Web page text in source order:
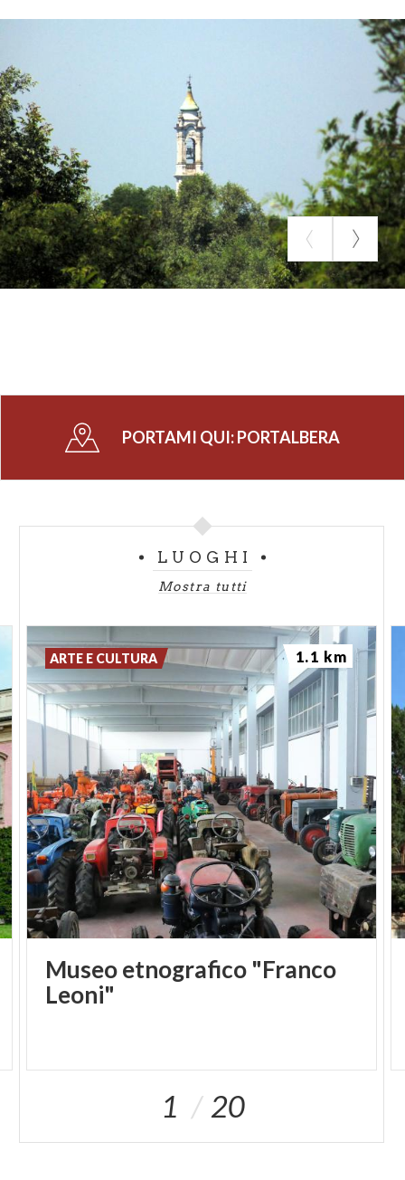
ma dopo gli anni della Seconda Guerra Mondiale la
vita economica di Portalbera è cambiata, non
potendo più contare sul porto e sul ponte e non
avendo mai i portalberesi lavorato, in misura
significativa, nel settore dell'agricoltura.
Il campanile della Chiesa di Maria Vergine Assunta,
costruzione settecentesca,, con i suoi 51 metri è il
più alto della Diocesi di Tortona.
PORTAMI QUI:PORTALBERA
LUOGHI
Mostra tutti
Museo etnografico "Franco
Leoni"
ARTE E CULTURA 1.1 km
1 20